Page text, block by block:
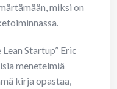
miksi on
Startup” Eric
menetelmiä
kirja opastaa,